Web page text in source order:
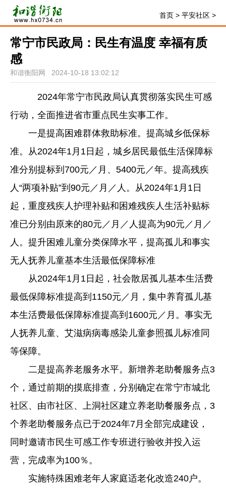
首页 > 平安社区 >
常宁市民政局：民生有温度 幸福有质
感
和谐衡阳网 2024-10-18 13:02:12
2024年常宁市民政局认真贯彻落实民生可感
行动，全面推进省市重点民生实事工作。
一是提高困难群体救助标准。提高城乡低保标
准。从2024年1月1日起，城乡居民最低生活保障标
准分别提标到700元／月、5400元／年。提高残疾
人“两项补贴”到90元／月／人。从2024年1月1日
起，重度残疾人护理补贴和困难残疾人生活补贴标
准已分别由原来的80元／月／人提高为90元／月／
人。提升困难儿童分类保障水平，提高孤儿和事实
无人抚养儿童基本生活最低保障标准
从2024年1月1日起，社会散居孤儿基本生活费
最低保障标准提高到1150元／月，集中养育孤儿基
本生活费最低保障标准提高到1600元／月。事实无
人抚养儿童、艾滋病病毒感染儿童参照孤儿标准同
等保障。
二是提高养老服务水平。新增养老助餐服务点3
个，通过前期的摸底排查，分别确定在常宁市城北
社区、由市社区、上洞社区建立养老助餐服务点，3
个养老助餐服务点已于2024年7月全部完成建设，
同时邀请市民生可感工作专班进行验收并投入运
营，完成率为100％。
实施特殊困难老年人家庭适老化改造240户。